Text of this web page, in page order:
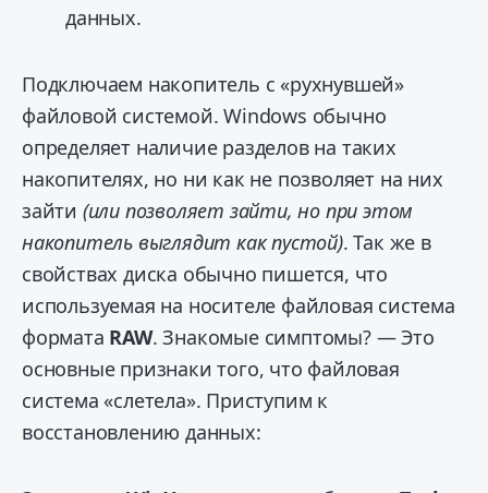
данных.
Подключаем накопитель с «рухнувшей»
файловой системой. Windows обычно
определяет наличие разделов на таких
накопителях, но ни как не позволяет на них
зайти (или позволяет зайти, но при этом
накопитель выглядит как пустой). Так же в
свойствах диска обычно пишется, что
используемая на носителе файловая система
формата RAW. Знакомые симптомы? — Это
основные признаки того, что файловая
система «слетела». Приступим к
восстановлению данных: